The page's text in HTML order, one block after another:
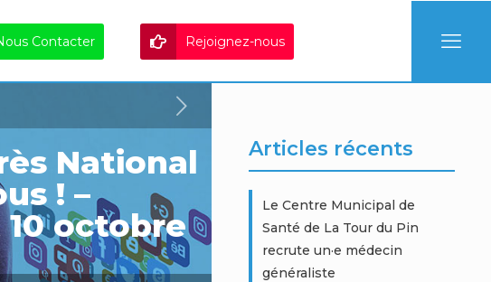
Contacter Rejoignez-nous
National
! –
octobre
Articles récents
Le Centre Municipal de
Santé de La Tour du Pin
recrute un·e médecin
généraliste